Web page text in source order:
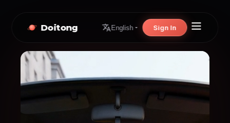
Doitong English Sign In